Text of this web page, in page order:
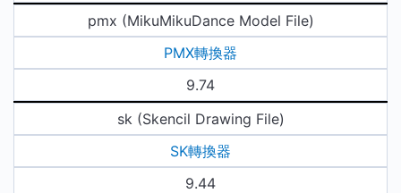
pmx (MikuMikuDance Model File)
PMX轉換器
9.74
sk (Skencil Drawing File)
SK轉換器
9.44